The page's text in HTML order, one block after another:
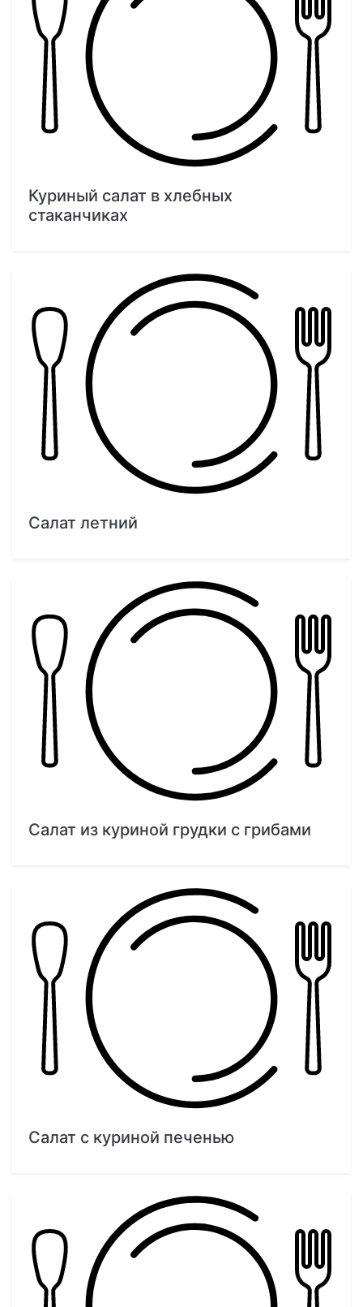
Куриный салат в хлебных
стаканчиках
Салат летний
Салат из куриной грудки с грибами
Салат с куриной печенью